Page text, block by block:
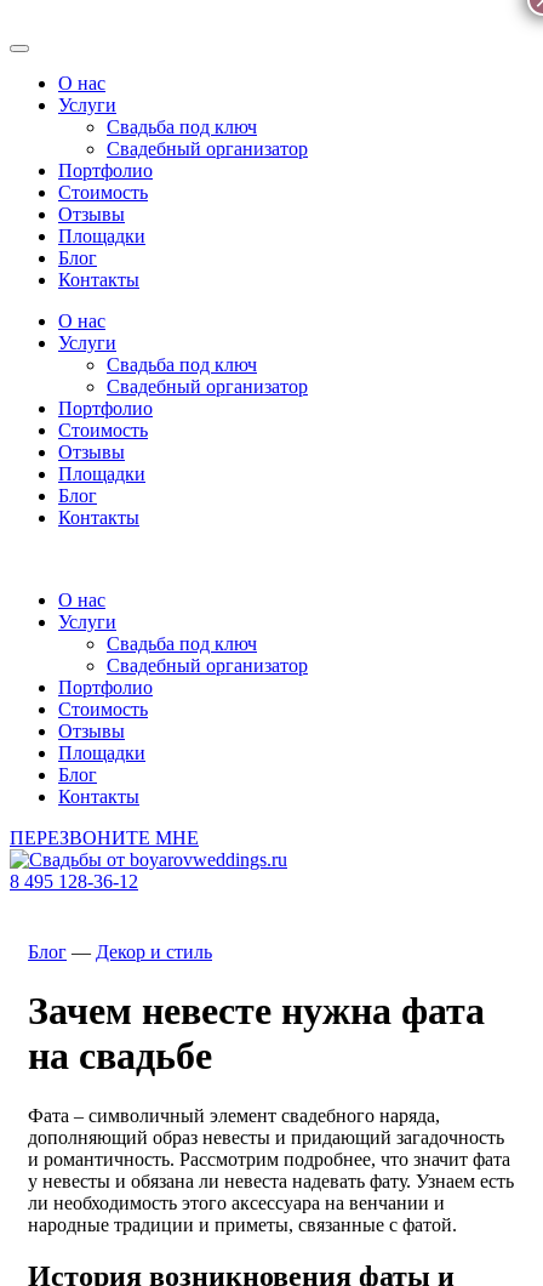
О нас
Услуги
Свадьба под ключ
Свадебный организатор
Портфолио
Стоимость
Отзывы
Площадки
Блог
Контакты
О нас
Услуги
Свадьба под ключ
Свадебный организатор
Портфолио
Стоимость
Отзывы
Площадки
Блог
Контакты
О нас
Услуги
Свадьба под ключ
Свадебный организатор
Портфолио
Стоимость
Отзывы
Площадки
Блог
Контакты
ПЕРЕЗВОНИТЕ МНЕ
8 495 128-36-12
Блог — Декор и стиль
Зачем невесте нужна фата
на свадьбе
Фата – символичный элемент свадебного наряда,
дополняющий образ невесты и придающий загадочность
и романтичность. Рассмотрим подробнее, что значит фата
у невесты и обязана ли невеста надевать фату. Узнаем есть
ли необходимость этого аксессуара на венчании и
народные традиции и приметы, связанные с фатой.
История возникновения фаты и